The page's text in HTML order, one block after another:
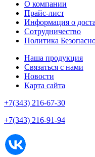
О компании
Прайс-лист
Информация о
Сотрудничество
Политика
Наша продукция
Связаться с нами
Новости
Карта сайта
+7(343) 216-67-30
+7(343) 216-91-94